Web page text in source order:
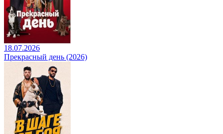
18.07.2026
Прекрасный день (2026)